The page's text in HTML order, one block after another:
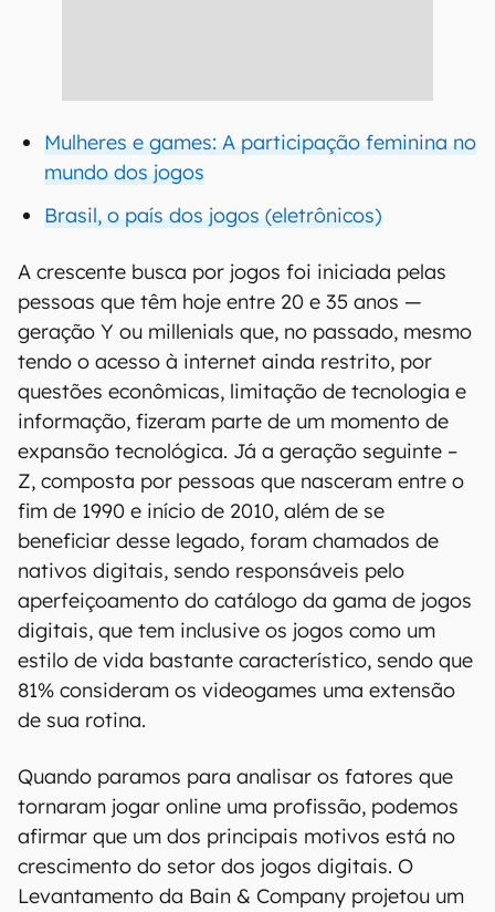
Mulheres e games: A participação feminina no
mundo dos jogos
Brasil, o país dos jogos (eletrônicos)
A crescente busca por jogos foi iniciada pelas
pessoas que têm hoje entre 20 e 35 anos —
geração Y ou millenials que, no passado, mesmo
tendo o acesso à internet ainda restrito, por
questões econômicas, limitação de tecnologia e
informação, fizeram parte de um momento de
expansão tecnológica. Já a geração seguinte –
Z, composta por pessoas que nasceram entre o
fim de 1990 e início de 2010, além de se
beneficiar desse legado, foram chamados de
nativos digitais, sendo responsáveis pelo
aperfeiçoamento do catálogo da gama de jogos
digitais, que tem inclusive os jogos como um
estilo de vida bastante característico, sendo que
81% consideram os videogames uma extensão
de sua rotina.
Quando paramos para analisar os fatores que
tornaram jogar online uma profissão, podemos
afirmar que um dos principais motivos está no
crescimento do setor dos jogos digitais. O
Levantamento da Bain & Company projetou um